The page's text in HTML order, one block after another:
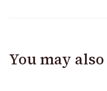
You may